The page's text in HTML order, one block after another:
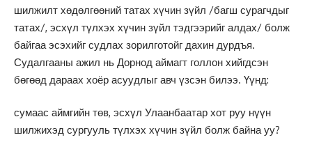
шилжилт хөдөлгөөний татах хүчин зүйл /багш сурагчдыг
татах/, эсхүл түлхэх хүчин зүйл тэдгээрийг алдах/ болж
байгаа эсэхийг судлах зорилготойг дахин дурдъя.
Судалгааны ажил нь Дорнод аймагт голлон хийгдсэн
бөгөөд дараах хоёр асуудлыг авч үзсэн билээ. Үүнд:
сумаас аймгийн төв, эсхүл Улаанбаатар хот руу нүүн
шилжихэд сургууль түлхэх хүчин зүйл болж байна уу?